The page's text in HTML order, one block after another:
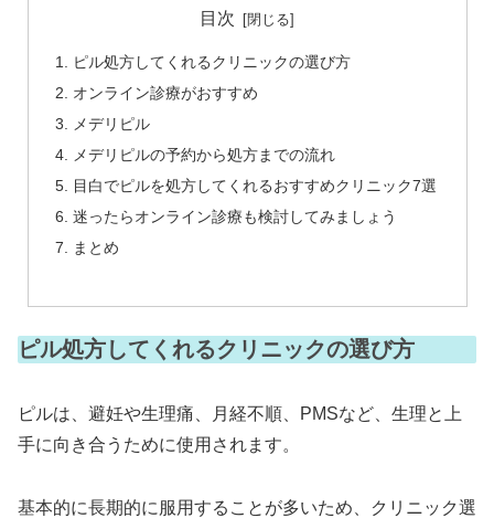
目次
ピル処方してくれるクリニックの選び方
オンライン診療がおすすめ
メデリピル
メデリピルの予約から処方までの流れ
目白でピルを処方してくれるおすすめクリニック7選
迷ったらオンライン診療も検討してみましょう
まとめ
ピル処方してくれるクリニックの選び方
ピルは、避妊や生理痛、月経不順、PMSなど、生理と上
手に向き合うために使用されます。
基本的に長期的に服用することが多いため、クリニック選